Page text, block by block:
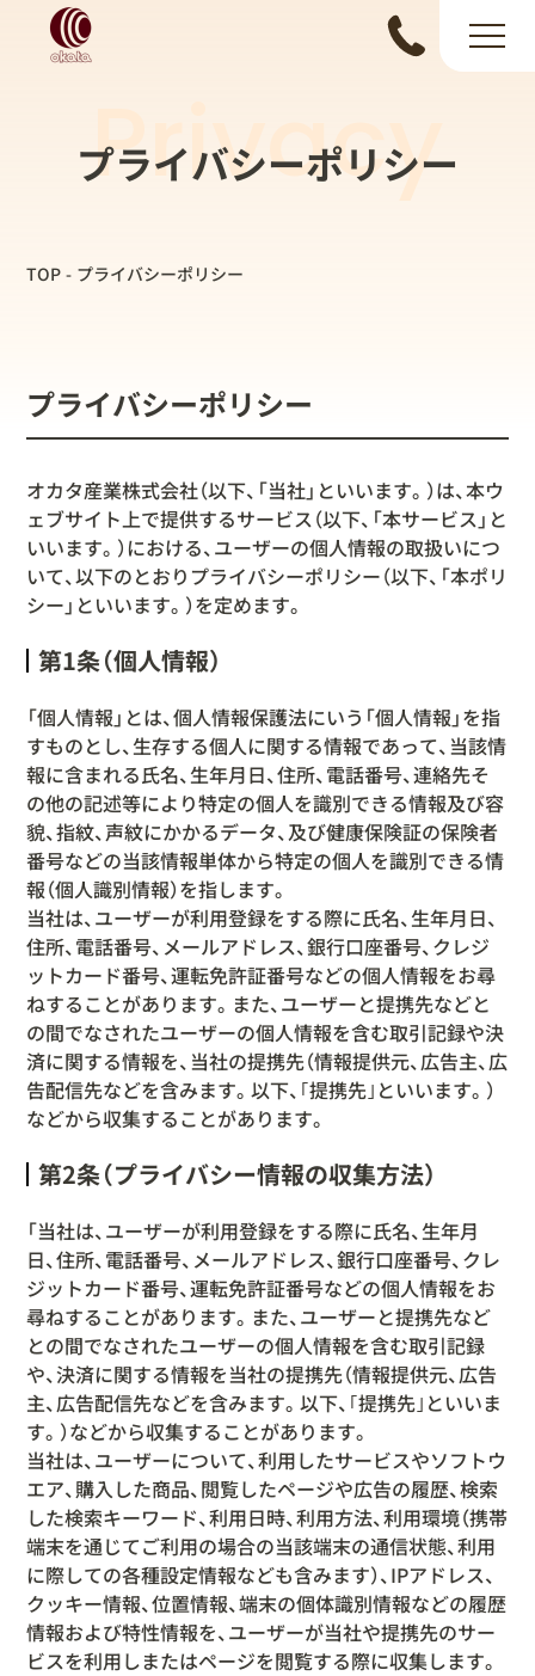
Privacy
プライバシーポリシー
TOP プライバシーポリシー
プライバシーポリシー
オカタ産業株式会社（以下、「当社」といいます。）は、本ウ
ェブサイト上で提供するサービス（以下、「本サービス」と
いいます。）における、ユーザーの個人情報の取扱いにつ
いて、以下のとおりプライバシーポリシー（以下、「本ポリ
シー」といいます。）を定めます。
第1条（個人情報）
「個人情報」とは、個人情報保護法にいう「個人情報」を指
すものとし、生存する個人に関する情報であって、当該情
報に含まれる氏名、生年月日、住所、電話番号、連絡先そ
の他の記述等により特定の個人を識別できる情報及び容
貌、指紋、声紋にかかるデータ、及び健康保険証の保険者
番号などの当該情報単体から特定の個人を識別できる情
報（個人識別情報）を指します。
当社は、ユーザーが利用登録をする際に氏名、生年月日、
住所、電話番号、メールアドレス、銀行口座番号、クレジ
ットカード番号、運転免許証番号などの個人情報をお尋
ねすることがあります。また、ユーザーと提携先などと
の間でなされたユーザーの個人情報を含む取引記録や決
済に関する情報を、当社の提携先（情報提供元、広告主、広
告配信先などを含みます。以下、｢提携先｣といいます。）
などから収集することがあります。
第2条（プライバシー情報の収集方法）
「当社は、ユーザーが利用登録をする際に氏名、生年月
日、住所、電話番号、メールアドレス、銀行口座番号、クレ
ジットカード番号、運転免許証番号などの個人情報をお
尋ねすることがあります。また、ユーザーと提携先など
との間でなされたユーザーの個人情報を含む取引記録
や、決済に関する情報を当社の提携先（情報提供元、広告
主、広告配信先などを含みます。以下、｢提携先｣といいま
す。）などから収集することがあります。
当社は、ユーザーについて、利用したサービスやソフトウ
エア、購入した商品、閲覧したページや広告の履歴、検索
した検索キーワード、利用日時、利用方法、利用環境（携帯
端末を通じてご利用の場合の当該端末の通信状態、利用
に際しての各種設定情報なども含みます）、IPアドレス、
クッキー情報、位置情報、端末の個体識別情報などの履歴
情報および特性情報を、ユーザーが当社や提携先のサー
ビスを利用しまたはページを閲覧する際に収集します。